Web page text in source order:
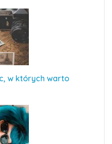
w których warto